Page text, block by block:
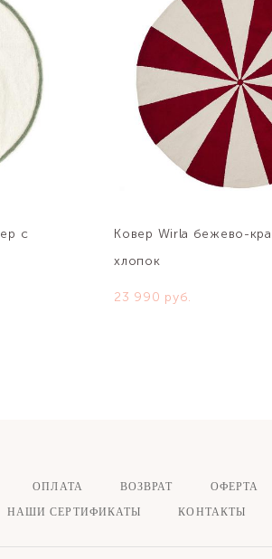
с
Ковер Wirla бежево-
хлопок
23 990 pуб.
ОПЛАТА ВОЗВРАТ ОФЕРТА
НАШИ СЕРТИФИКАТЫ
КОНТАКТЫ